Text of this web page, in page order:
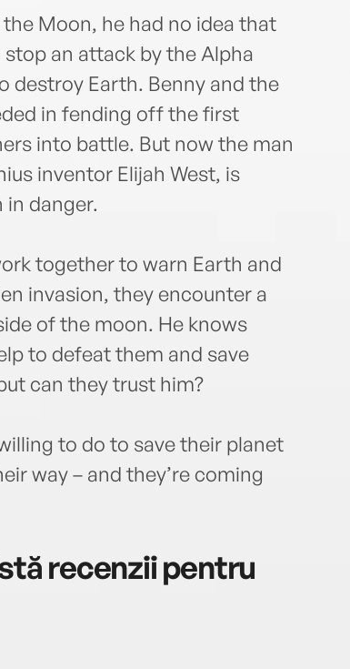
Moon, he had no idea that
an attack by the Alpha
destroy Earth. Benny and the
in fending off the first
into battle. But now the man
inventor Elijah West, is
in danger.
together to warn Earth and
invasion, they encounter a
of the moon. He knows
to defeat them and save
can they trust him?
to do to save their planet
way – and they’re coming
recenzii pentru